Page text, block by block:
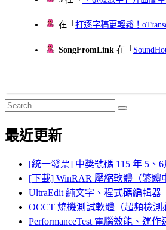
在「打逐字稿更輕鬆！
SongFromLink 在「
Search
for:
Search
最近更新
[統一發票] 中獎號碼 115 年 5、6
[下載] WinRAR 壓縮軟體（繁體
UltraEdit 純文字、程式碼編輯器
OCCT 燒機測試軟體（超頻檢測
PerformanceTest 電腦效能、運